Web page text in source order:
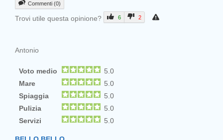
Commenti (0)
Trovi utile questa opinione? 6 2
Antonio
Voto medio
5.0
Mare
5.0
Spiaggia
5.0
Pulizia
5.0
Servizi
5.0